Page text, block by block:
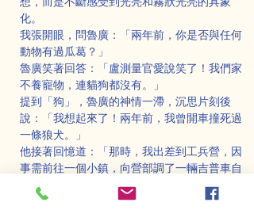
化。
我張開眼，問魯廣：「兩年前，你是否與任何
動物有過瓜葛？」
魯廣笑著回答：「盧測量官愛說笑了！我們家
不養寵物，連貓狗都沒有。」
提到「狗」，魯廣的神情一滯，沉思片刻後
說：「我想起來了！兩年前，我曾開車撞死過
一條狼犬。」
他接著回憶道：「那時，我出差到工兵營，因
事需前往一個小鎮，向營部調了一輛吉普車自
行開去。途中，在郊野的馬路上，突然有一條
狼犬衝向車前。我剎車不及，直接撞死了牠。